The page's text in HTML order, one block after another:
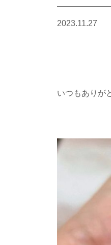
2023.11.27
いつもありが